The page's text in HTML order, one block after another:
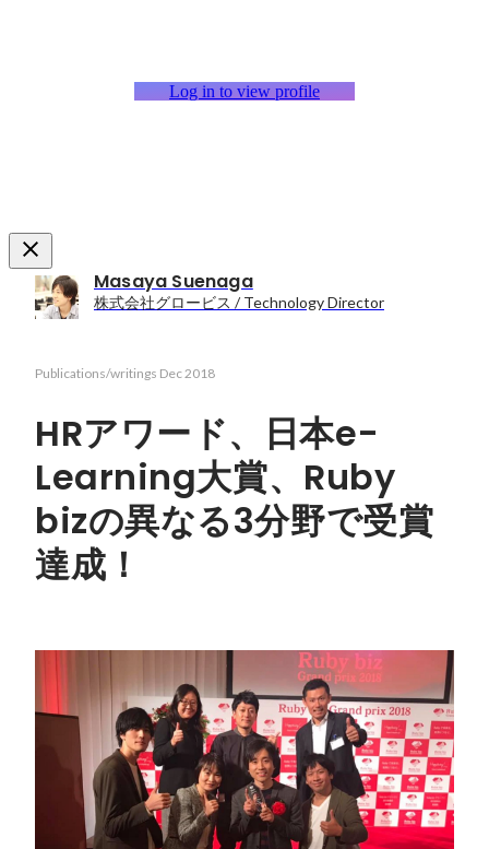
Log in to view profile
Masaya Suenaga
株式会社グロービス / Technology Director
Publications/writings Dec 2018
HRアワード、日本e-
Learning大賞、Ruby
bizの異なる3分野で受賞
達成！